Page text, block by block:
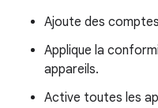
Ajoute des
Applique la
appareils.
Active toutes les